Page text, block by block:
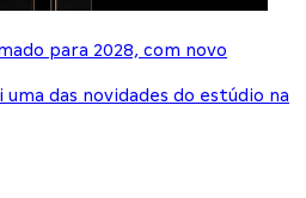
para 2028, com novo
das novidades do estúdio na